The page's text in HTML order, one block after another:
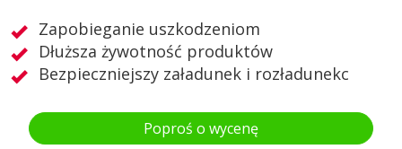
Zapobieganie uszkodzeniom
Dłuższa żywotność produktów
Bezpieczniejszy załadunek i rozładunekc
Poproś o wycenę